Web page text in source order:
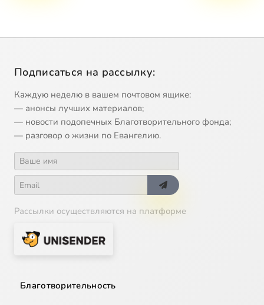
Подписаться на рассылку:
Каждую неделю в вашем почтовом ящике:
— анонсы лучших материалов;
— новости подопечных Благотворительного фонда;
— разговор о жизни по Евангелию.
Рассылки осуществляются на платформе
Благотворительность